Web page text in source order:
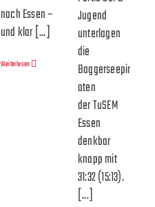
nach Essen –
und klar [...]
Weiterlesen
Jugend
unterlagen
die
Baggerseepir
aten
der TuSEM
Essen
denkbar
knapp mit
31:32 (15:13).
[...]